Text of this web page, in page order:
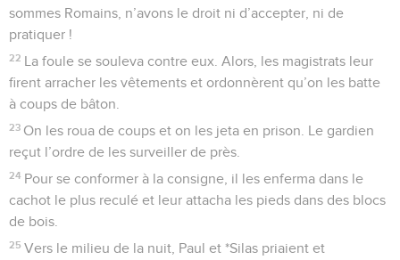
sommes Romains, n’avons le droit ni d’accepter, ni de
pratiquer !
22 La foule se souleva contre eux. Alors, les magistrats leur
firent arracher les vêtements et ordonnèrent qu’on les batte
à coups de bâton.
23 On les roua de coups et on les jeta en prison. Le gardien
reçut l’ordre de les surveiller de près.
24 Pour se conformer à la consigne, il les enferma dans le
cachot le plus reculé et leur attacha les pieds dans des blocs
de bois.
25 Vers le milieu de la nuit, Paul et *Silas priaient et